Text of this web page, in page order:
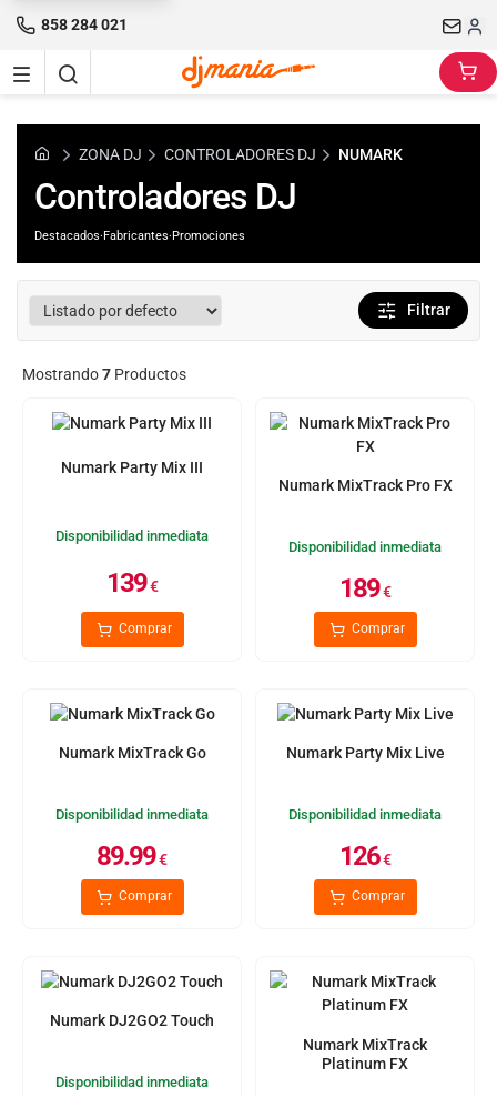
858 284 021
ZONA DJ CONTROLADORES DJ NUMARK
Controladores DJ
Destacados·Fabricantes·Promociones
Filtrar
Mostrando7 Productos
Numark Party Mix III
Disponibilidad inmediata
139€
Comprar
Numark MixTrack Pro FX
Disponibilidad inmediata
189€
Comprar
Numark MixTrack Go
Disponibilidad inmediata
89.99€
Comprar
Numark Party Mix Live
Disponibilidad inmediata
126€
Comprar
Numark DJ2GO2 Touch
Disponibilidad inmediata
Numark MixTrack
Platinum FX